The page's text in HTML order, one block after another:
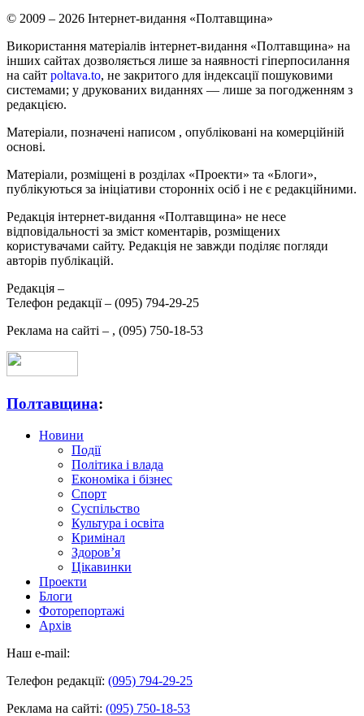
© 2009 – 2026 Інтернет-видання «Полтавщина»
Використання матеріалів інтернет-видання «Полтавщина» на
інших сайтах дозволяється лише за наявності гіперпосилання
на сайт poltava.to, не закритого для індексації пошуковими
системами; у друкованих виданнях — лише за погодженням з
редакцією.
Матеріали, позначені написом , опубліковані на комерційній
основі.
Матеріали, розміщені в розділах «Проекти» та «Блоги»,
публікуються за ініціативи сторонніх осіб і не є редакційними.
Редакція інтернет-видання «Полтавщина» не несе
відповідальності за зміст коментарів, розміщених
користувачами сайту. Редакція не завжди поділяє погляди
авторів публікацій.
Редакція –
Телефон редакції – (095) 794-29-25
Реклама на сайті – , (095) 750-18-53
Полтавщина:
Новини
Події
Політика і влада
Економіка і бізнес
Спорт
Суспільство
Культура і освіта
Кримінал
Здоров’я
Цікавинки
Проекти
Блоги
Фоторепортажі
Архів
Наш e-mail:
Телефон редакції: (095) 794-29-25
Реклама на сайті: (095) 750-18-53